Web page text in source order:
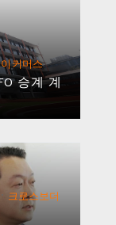
커머스
승계 계
크로스보더